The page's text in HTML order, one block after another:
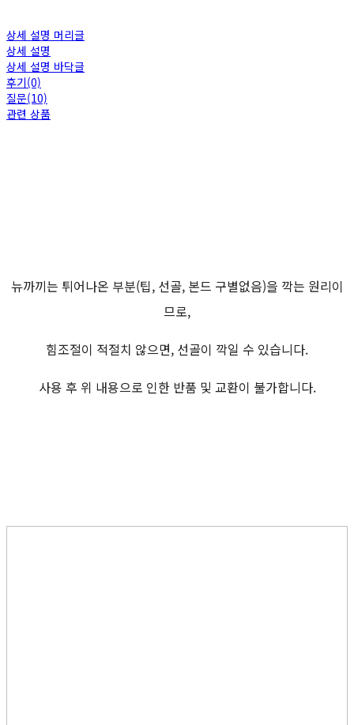
상세 설명 머리글
상세 설명
상세 설명 바닥글
후기(0)
질문(10)
관련 상품
뉴까끼는 튀어나온 부분(팁, 선골, 본드 구별없음)을 깍는 원리이
므로,
힘조절이 적절치 않으면, 선골이 깍일 수 있습니다.
사용 후 위 내용으로 인한 반품 및 교환이 불가합니다.